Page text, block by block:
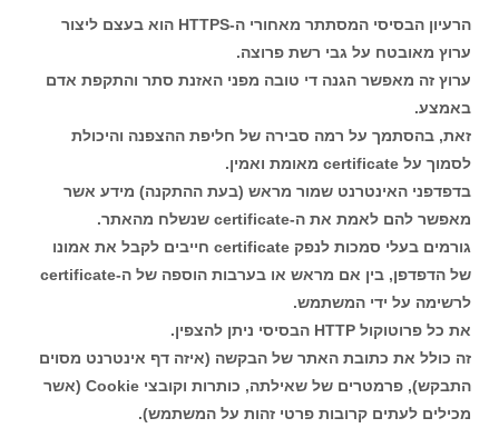
הרעיון הבסיסי המסתתר מאחורי ה-HTTPS הוא בעצם ליצור
ערוץ מאובטח על גבי רשת פרוצה.
ערוץ זה מאפשר הגנה די טובה מפני האזנת סתר והתקפת אדם
באמצע.
זאת, בהסתמך על רמה סבירה של חליפת ההצפנה והיכולת
לסמוך על certificate מאומת ואמין.
בדפדפני האינטרנט שמור מראש (בעת ההתקנה) מידע אשר
מאפשר להם לאמת את ה-certificate שנשלח מהאתר.
גורמים בעלי סמכות לנפק certificate חייבים לקבל את אמונו
של הדפדפן, בין אם מראש או בערבות הוספה של ה-certificate
לרשימה על ידי המשתמש.
את כל פרוטוקול HTTP הבסיסי ניתן להצפין.
זה כולל את כתובת האתר של הבקשה (איזה דף אינטרנט מסוים
התבקש), פרמטרים של שאילתה, כותרות וקובצי Cookie (אשר
מכילים לעתים קרובות פרטי זהות על המשתמש).